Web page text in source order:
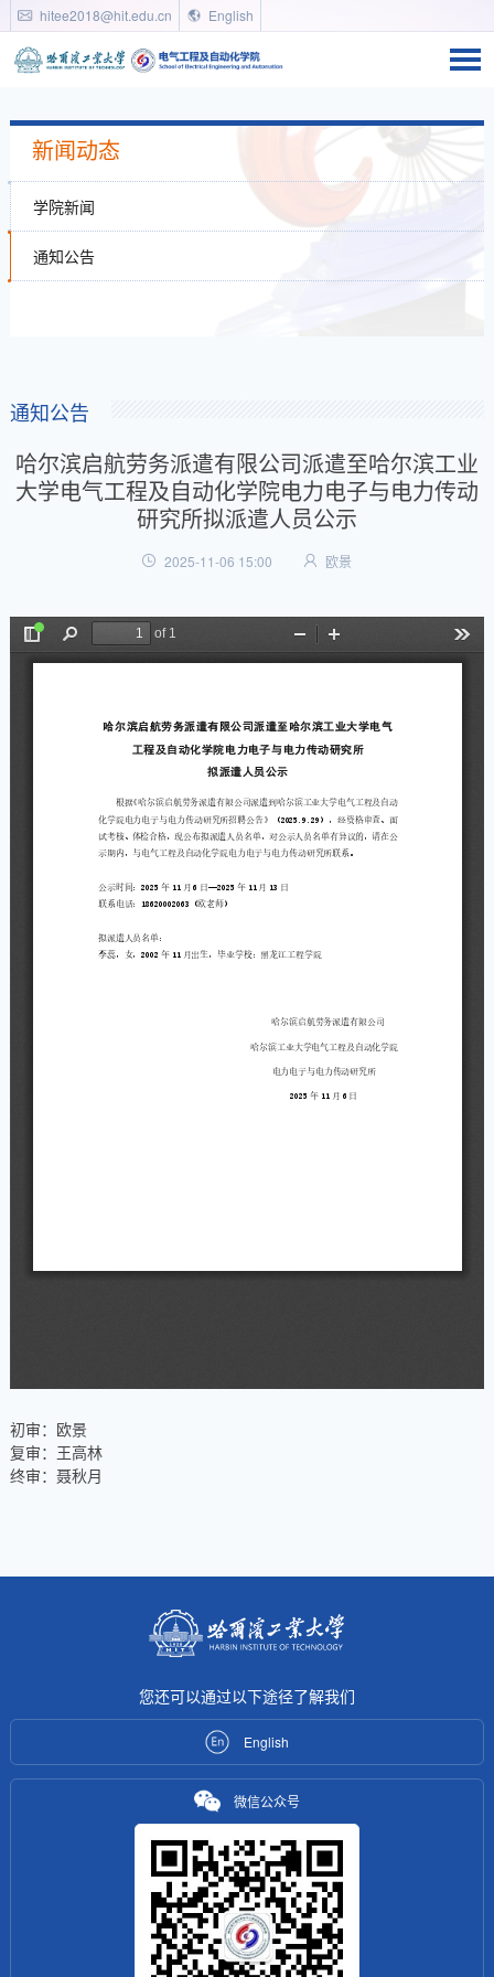
hitee2018@hit.edu.cn English
新闻动态
学院新闻
通知公告
通知公告
哈尔滨启航劳务派遣有限公司派遣至哈尔滨工业
大学电气工程及自动化学院电力电子与电力传动
研究所拟派遣人员公示
2025-11-06 15:00 欧景
初审：欧景
复审：王高林
终审：聂秋月
您还可以通过以下途径了解我们
English
微信公众号